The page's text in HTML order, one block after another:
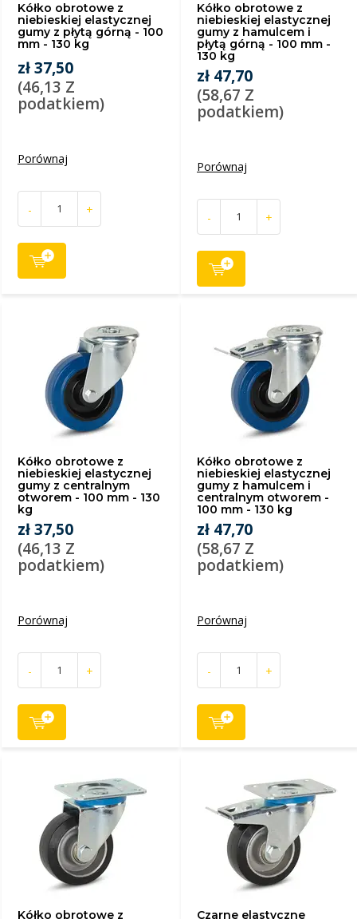
Kółko obrotowe z
niebieskiej elastycznej
gumy z płytą górną - 100
mm - 130 kg
zł 37,50
(46,13 Z
podatkiem)
Porównaj
- +
Kółko obrotowe z
niebieskiej elastycznej
gumy z hamulcem i
płytą górną - 100 mm -
130 kg
zł 47,70
(58,67 Z
podatkiem)
Porównaj
- +
Kółko obrotowe z
niebieskiej elastycznej
gumy z centralnym
otworem - 100 mm - 130
kg
zł 37,50
(46,13 Z
podatkiem)
Porównaj
- +
Kółko obrotowe z
niebieskiej elastycznej
gumy z hamulcem i
centralnym otworem -
100 mm - 130 kg
zł 47,70
(58,67 Z
podatkiem)
Porównaj
- +
Kółko obrotowe z Czarne elastyczne